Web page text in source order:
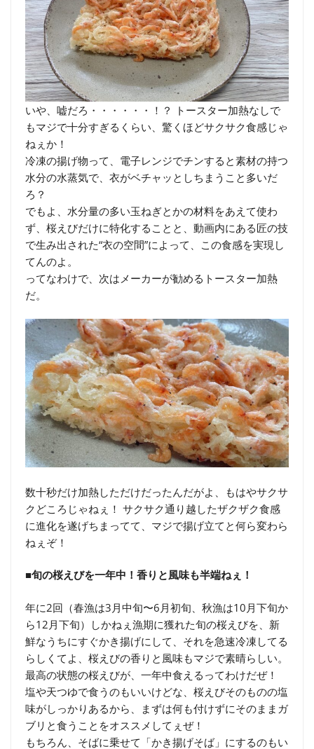
いや、嘘だろ・・・・・・！？ トースター加熱なしで
もマジで十分すぎるくらい、驚くほどサクサク食感じゃ
ねぇか！
冷凍の揚げ物って、電子レンジでチンすると素材の持つ
水分の水蒸気で、衣がベチャッとしちまうこと多いだ
ろ？
でもよ、水分量の多い玉ねぎとかの材料をあえて使わ
ず、桜えびだけに特化することと、動画内にある匠の技
で生み出された“衣の空間”によって、この食感を実現し
てんのよ。
ってなわけで、次はメーカーが勧めるトースター加熱
だ。
数十秒だけ加熱しただけだったんだがよ、もはやサクサ
クどころじゃねぇ！ サクサク通り越したザクザク食感
に進化を遂げちまってて、マジで揚げ立てと何ら変わら
ねぇぞ！
■旬の桜えびを一年中！香りと風味も半端ねぇ！
年に2回（春漁は3月中旬〜6月初旬、秋漁は10月下旬か
ら12月下旬）しかねぇ漁期に獲れた旬の桜えびを、新
鮮なうちにすぐかき揚げにして、それを急速冷凍してる
らしくてよ、桜えびの香りと風味もマジで素晴らしい。
最高の状態の桜えびが、一年中食えるってわけだぜ！
塩や天つゆで食うのもいいけどな、桜えびそのものの塩
味がしっかりあるから、まずは何も付けずにそのままガ
ブリと食うことをオススメしてぇぜ！
もちろん、そばに乗せて「かき揚げそば」にするのもい